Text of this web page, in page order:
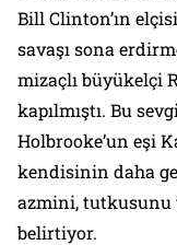
Bill Clinton’ın
savaşı sona
mizaçlı büyükelçi
kapılmıştı. Bu
Holbrooke’un eşi
kendisinin daha
azmini, tutkusunu
belirtiyor.